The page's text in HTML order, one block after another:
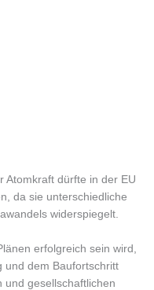
Atomkraft dürfte in der EU
da sie unterschiedliche
widerspiegelt.
erfolgreich sein wird,
und dem Baufortschritt
und gesellschaftlichen